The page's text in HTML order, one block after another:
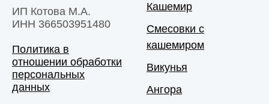
ИП Котова М.А.
ИНН 366503951480
Политика в
отношении обработки
персональных
данных
Кашемир
Смесовки с
кашемиром
Викунья
Ангора